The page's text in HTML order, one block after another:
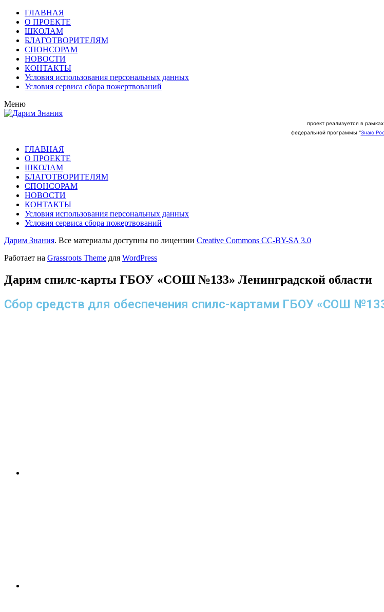
ГЛАВНАЯ
О ПРОЕКТЕ
ШКОЛАМ
БЛАГОТВОРИТЕЛЯМ
СПОНСОРАМ
НОВОСТИ
КОНТАКТЫ
Условия использования персональных данных
Условия сервиса сбора пожертвований
Меню
проект реализуется в рамках
федеральной программы "Знаю
ГЛАВНАЯ
О ПРОЕКТЕ
ШКОЛАМ
БЛАГОТВОРИТЕЛЯМ
СПОНСОРАМ
НОВОСТИ
КОНТАКТЫ
Условия использования персональных данных
Условия сервиса сбора пожертвований
Дарим Знания. Все материалы доступны по лицензии Creative Commons СС-BY-SA 3.0
Работает на Grassroots Theme для WordPress
Дарим спилс-карты ГБОУ «СОШ №133» Ленинградской области
Сбор средств для обеспечения спилс-картами ГБОУ «СОШ